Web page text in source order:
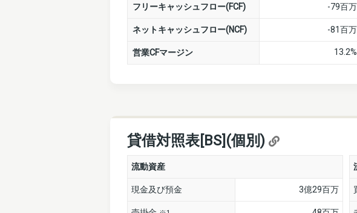
フリーキャッシュフロー(FCF) -79百万
ネットキャッシュフロー(NCF) -81百万
営業CFマージン 13.2%
貸借対照表[BS](個別)
流動資産
現金及び預金 3億29百万